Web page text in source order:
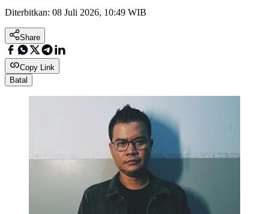
Diterbitkan: 08 Juli 2026, 10:49 WIB
Share
Copy Link
Batal